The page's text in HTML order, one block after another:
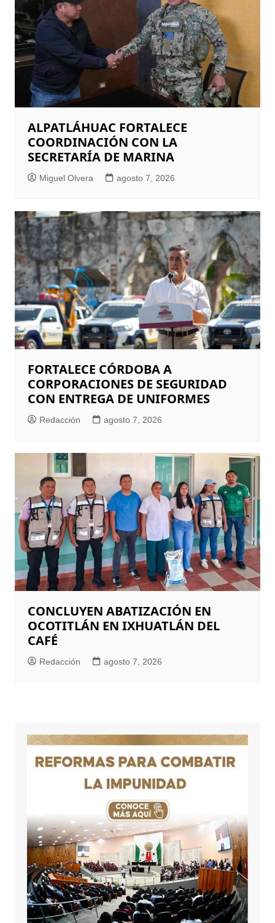
ALPATLÁHUAC FORTALECE
COORDINACIÓN CON LA
SECRETARÍA DE MARINA
Miguel Olvera agosto 7, 2026
FORTALECE CÓRDOBA A
CORPORACIONES DE SEGURIDAD
CON ENTREGA DE UNIFORMES
Redacción agosto 7, 2026
CONCLUYEN ABATIZACIÓN EN
OCOTITLÁN EN IXHUATLÁN DEL
CAFÉ
Redacción agosto 7, 2026